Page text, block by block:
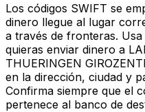
Los códigos SWIFT se
dinero llegue al lugar
a través de fronteras.
quieras enviar dinero a
THUERINGEN
en la dirección, ciudad y
Confirma siempre que el
pertenece al banco de